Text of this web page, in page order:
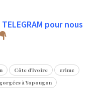
pour nous
Côte d'Ivoire
crime
à Yopougon